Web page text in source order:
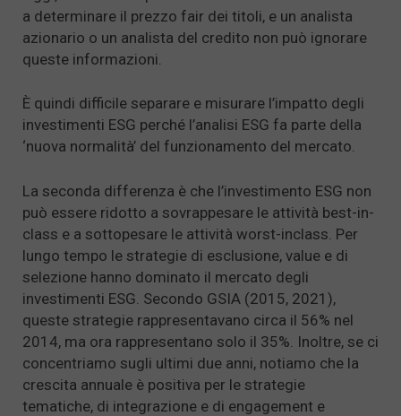
a determinare il prezzo fair dei titoli, e un analista
azionario o un analista del credito non può ignorare
queste informazioni.
È quindi difficile separare e misurare l’impatto degli
investimenti ESG perché l’analisi ESG fa parte della
‘nuova normalità’ del funzionamento del mercato.
La seconda differenza è che l’investimento ESG non
può essere ridotto a sovrappesare le attività best-in-
class e a sottopesare le attività worst-inclass. Per
lungo tempo le strategie di esclusione, value e di
selezione hanno dominato il mercato degli
investimenti ESG. Secondo GSIA (2015, 2021),
queste strategie rappresentavano circa il 56% nel
2014, ma ora rappresentano solo il 35%. Inoltre, se ci
concentriamo sugli ultimi due anni, notiamo che la
crescita annuale è positiva per le strategie
tematiche, di integrazione e di engagement e